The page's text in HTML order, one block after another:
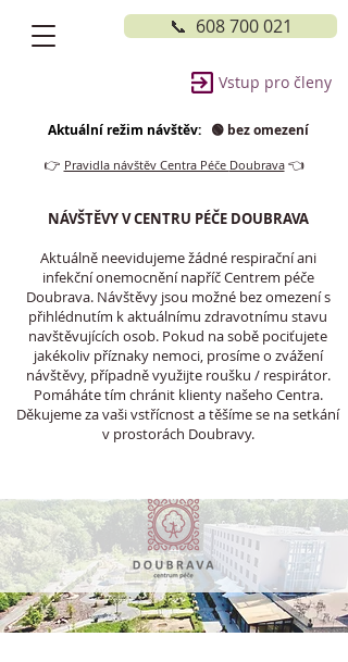
📞 608 700 021
Vstup pro členy
Aktuální režim návštěv: 🟢 bez omezení
👉 Pravidla návštěv Centra Péče Doubrava 👈
NÁVŠTĚVY V CENTRU PÉČE DOUBRAVA
Aktuálně neevidujeme žádné respirační ani
infekční onemocnění napříč Centrem péče
Doubrava. Návštěvy jsou možné bez omezení s
přihlédnutím k aktuálnímu zdravotnímu stavu
navštěvujících osob. Pokud na sobě pociťujete
jakékoliv příznaky nemoci, prosíme o zvážení
návštěvy, případně využijte roušku / respirátor.
Pomáháte tím chránit klienty našeho Centra.
Děkujeme za vaši vstřícnost a těšíme se na setkání
v prostorách Doubravy.